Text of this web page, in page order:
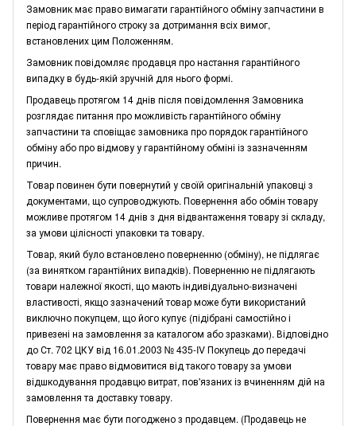
Замовник має право вимагати гарантійного обміну запчастини в
період гарантійного строку за дотримання всіх вимог,
встановлених цим Положенням.
Замовник повідомляє продавця про настання гарантійного
випадку в будь-якій зручній для нього формі.
Продавець протягом 14 днів після повідомлення Замовника
розглядає питання про можливість гарантійного обміну
запчастини та сповіщає замовника про порядок гарантійного
обміну або про відмову у гарантійному обміні із зазначенням
причин.
Товар повинен бути повернутий у своїй оригінальній упаковці з
документами, що супроводжують. Повернення або обмін товару
можливе протягом 14 днів з дня відвантаження товару зі складу,
за умови цілісності упаковки та товару.
Товар, який було встановлено поверненню (обміну), не підлягає
(за винятком гарантійних випадків). Поверненню не підлягають
товари належної якості, що мають індивідуально-визначені
властивості, якщо зазначений товар може бути використаний
виключно покупцем, що його купує (підібрані самостійно і
привезені на замовлення за каталогом або зразками). Відповідно
до Ст. 702 ЦКУ від 16.01.2003 № 435-IV Покупець до передачі
товару має право відмовитися від такого товару за умови
відшкодування продавцю витрат, пов'язаних із вчиненням дій на
замовлення та доставку товару.
Повернення має бути погоджено з продавцем. (Продавець не